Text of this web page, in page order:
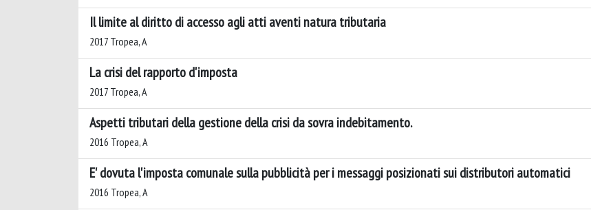
Il limite al diritto di accesso agli atti aventi natura tributaria
2017 Tropea, A
La crisi del rapporto d'imposta
2017 Tropea, A
Aspetti tributari della gestione della crisi da sovra indebitamento.
2016 Tropea, A
E' dovuta l'imposta comunale sulla pubblicità per i messaggi posizionati sui distributori automatici
2016 Tropea, A